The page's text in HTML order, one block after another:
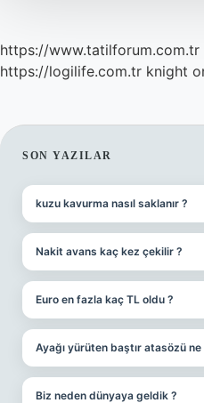
https://www.tatilforum.com.tr
https://logilife.com.tr knight
SIDEBAR
SON YAZILAR
kuzu kavurma nasıl saklanır ?
Nakit avans kaç kez çekilir ?
Euro en fazla kaç TL oldu ?
Ayağı yürüten baştır atasözü
Biz neden dünyaya geldik ?